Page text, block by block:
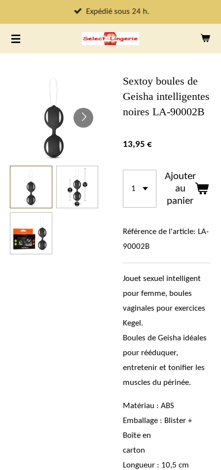
au
contenu
principal
Expédié sous 24 h.
Sextoy boules de
Geisha intelligentes
noires LA-90002B
13,95 €
Ajouter
au
panier
Référence de l'article: LA-
90002B
Jouet sexuel intelligent
pour femme, boules
vaginales pour exercices
Kegel.
Boules de Geisha idéales
pour rééduquer,
entretenir et tonifier les
muscles du périnée.
Matériau : ABS
Emballage : Blister +
Boîte en
carton
Longueur : 10,5 cm